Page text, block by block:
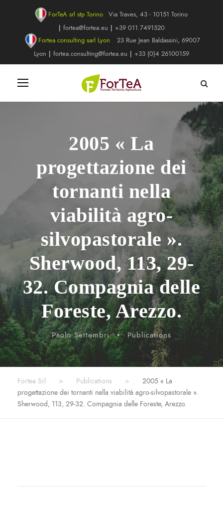
ForTeA srl stp Torino
Via Traves, 43 - 10151 Torino
| fortea@fortea.eu | +39 011.7491520
Fortea consulting sarl Lyon
23 Rue Jean Baldassini, 69007
Lyon | fortea.consulting@fortea.eu | +33 (0)4 26100159
2005 « La
progettazione dei
tornanti nella
viabilità agro-
silvopastorale ».
Sherwood, 113, 29-
32. Compagnia delle
Foreste, Arezzo.
Paolo Settembri • Publications
Fortea Srl > Publications >
2005 « La
progettazione dei tornanti nella viabilità agro-silvopastorale ».
Sherwood, 113, 29-32. Compagnia delle Foreste, Arezzo.